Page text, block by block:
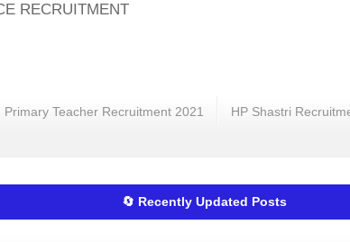
RECRUITMENT
Primary Teacher Recruitment 2021 HP Shastri
🔄 Recently Updated Posts